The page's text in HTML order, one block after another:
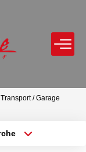
Transport / Garage